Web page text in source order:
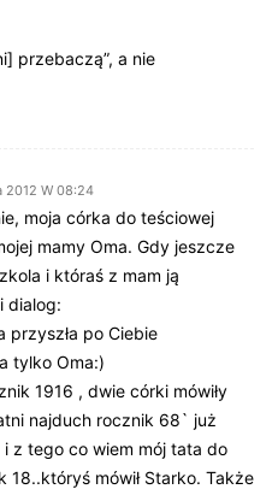
przebaczą”, a nie
2012 W 08:24
moja córka do teściowej
mamy Oma. Gdy jeszcze
i któraś z mam ją
dialog:
przyszła po Ciebie
tylko Oma:)
1916 , dwie córki mówiły
najduch rocznik 68` już
i z tego co wiem mój tata do
18..któryś mówił Starko. Także